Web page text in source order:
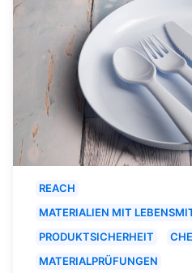
REACH
MATERIALIEN MIT
PRODUKTSICHERHEIT
MATERIALPRÜFUNGEN